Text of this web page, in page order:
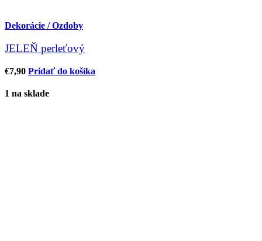
Dekorácie / Ozdoby
JELEŇ perleťový
€7,90 Pridať do košíka
1 na sklade